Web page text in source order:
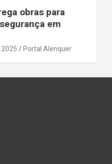
obras para
em
2025 Portal Alenquer